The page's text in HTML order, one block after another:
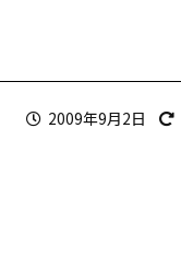
2009年9月2日